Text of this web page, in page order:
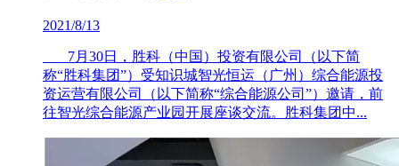
2021/8/13
7月30日，胜科（中国）投资有限公司（以下简
称“胜科集团”）受知识城智光恒运（广州）综合能源投
资运营有限公司（以下简称“综合能源公司”）邀请，前
往智光综合能源产业园开展座谈交流。胜科集团中...